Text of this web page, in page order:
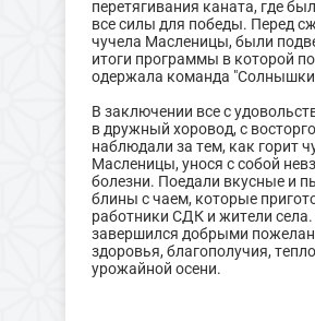
перетягивания каната, где
все силы для победы. Перед
чучела Масленицы, были
итоги программы в которой
одержала команда
В заключении все с
в дружный хоровод, с
наблюдали за тем, как горит
Масленицы, унося с собой
болезни. Поедали вкусные и
блины с чаем, которые
работники СДК и жители
завершился добрыми
здоровья, благополучия,
урожайной осени.